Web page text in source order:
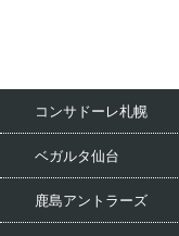
コンサドーレ札幌
ベガルタ仙台
鹿島アントラーズ